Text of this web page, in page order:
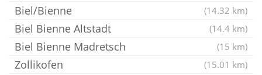
Biel/Bienne (14.32 km)
Biel Bienne Altstadt (14.4 km)
Biel Bienne Madretsch (15 km)
Zollikofen (15.01 km)